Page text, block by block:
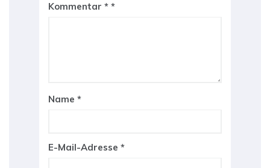
Kommentar *
Name *
E-Mail-Adresse *